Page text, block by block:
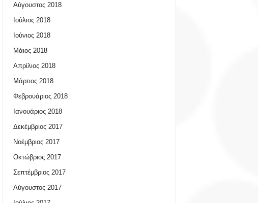
Αύγουστος 2018
Ιούλιος 2018
Ιούνιος 2018
Μάιος 2018
Απρίλιος 2018
Μάρτιος 2018
Φεβρουάριος 2018
Ιανουάριος 2018
Δεκέμβριος 2017
Νοέμβριος 2017
Οκτώβριος 2017
Σεπτέμβριος 2017
Αύγουστος 2017